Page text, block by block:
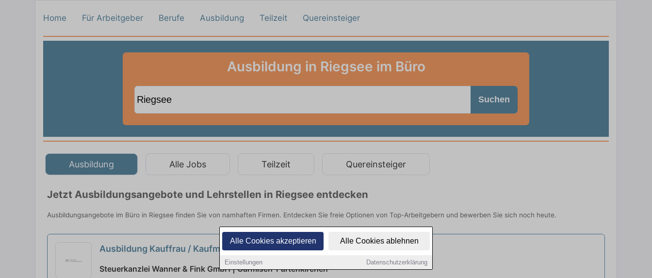
Alle Cookies akzeptieren Alle Cookies ablehnen
Einstellungen Datenschutzerklärung
Home Für Arbeitgeber Berufe Ausbildung Teilzeit Quereinsteiger
Ausbildung in Riegsee im Büro
Suchen
Ausbildung Alle Jobs Teilzeit Quereinsteiger
Jetzt Ausbildungsangebote und Lehrstellen in Riegsee entdecken
Ausbildungsangebote im Büro in Riegsee finden Sie von namhaften Firmen. Entdecken Sie freie Optionen von Top-Arbeitgebern und bewerben Sie sich noch heute.
Ausbildung Kauffrau / Kaufmann für Büromanagement (m/w/d)
Steuerkanzlei Wanner & Fink GmbH | Garmisch-Partenkirchen